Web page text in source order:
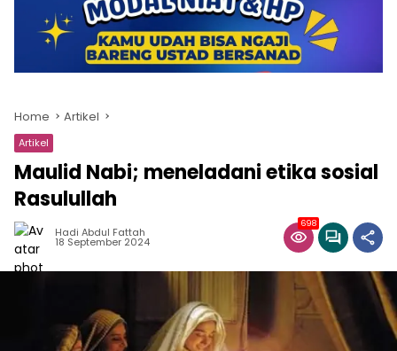
Home Artikel
Artikel
Maulid Nabi; meneladani etika sosial
Rasulullah
Hadi Abdul Fattah
18 September 2024
698